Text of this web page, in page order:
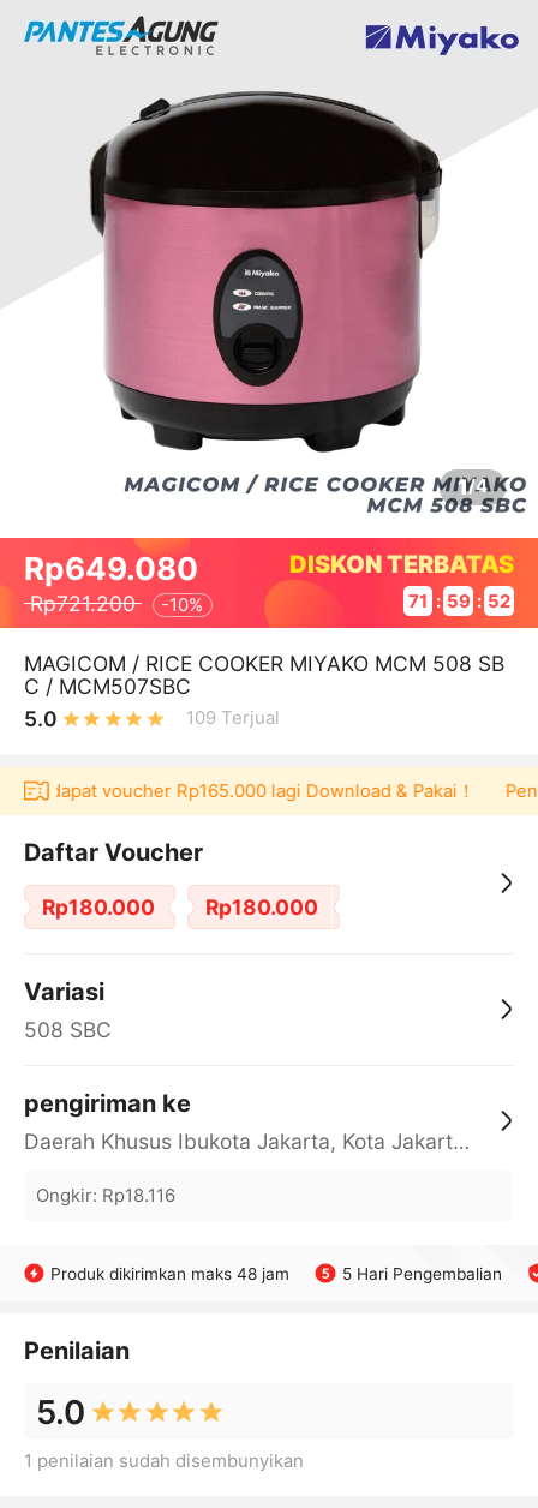
1/4
Rp649.080
Rp721.200 -10%
DISKON TERBATAS
71 : 59 : 51
MAGICOM / RICE COOKER MIYAKO MCM 508 SB
C / MCM507SBC
5.0
109 Terjual
dapat voucher Rp165.000 lagi Download & Pakai！
Daftar Voucher
Rp180.000 Rp180.000
Variasi
508 SBC
pengiriman ke
Daerah Khusus Ibukota Jakarta, Kota Jakarta Barat, Cengkareng, yy
Ongkir: Rp18.116
Produk dikirimkan maks 48 jam 5 Hari Pengembalian
Penilaian
5.0
1 penilaian sudah disembunyikan